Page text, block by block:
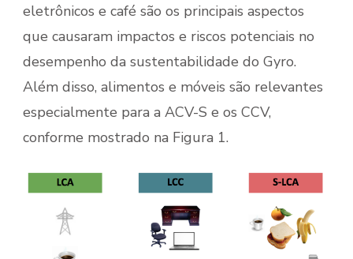
eletrônicos e café são os principais aspectos
que causaram impactos e riscos potenciais no
desempenho da sustentabilidade do Gyro.
Além disso, alimentos e móveis são relevantes
especialmente para a ACV-S e os CCV,
conforme mostrado na Figura 1.